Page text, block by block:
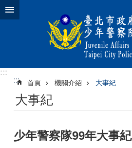
跳到主要內容區塊
:::
:::
首頁 機關介紹 大事紀
大事紀
少年警察隊99年大事紀